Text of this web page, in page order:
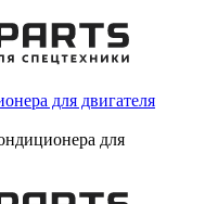
для двигателя
для